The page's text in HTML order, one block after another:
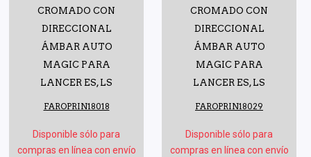
CROMADO CON
DIRECCIONAL
ÁMBAR AUTO
MAGIC PARA
LANCER ES, LS
FAROPRIN18018
Disponible sólo para
compras en línea con envío
CROMADO CON
DIRECCIONAL
ÁMBAR AUTO
MAGIC PARA
LANCER ES, LS
FAROPRIN18029
Disponible sólo para
compras en línea con envío